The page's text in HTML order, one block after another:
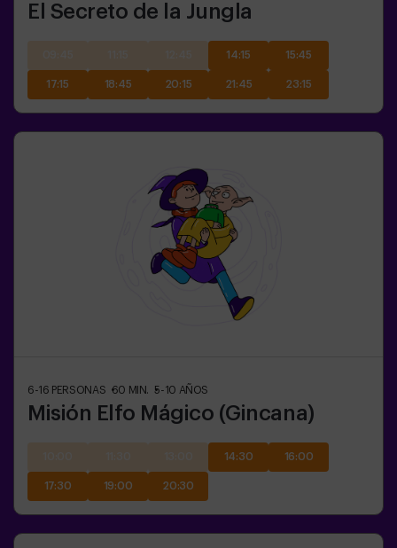
El Secreto de la Jungla
14:15 15:45
17:15 18:45 20:15 21:45 23:15
6-16 PERSONAS 60 MIN. 5-10 AÑOS
Misión Elfo Mágico (Gincana)
14:30 16:00
17:30 19:00 20:30